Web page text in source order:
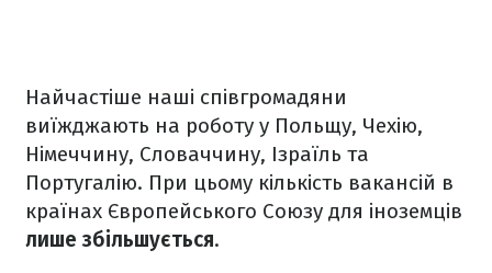
Найчастіше наші співгромадяни
виїжджають на роботу у Польщу, Чехію,
Німеччину, Словаччину, Ізраїль та
Португалію. При цьому кількість вакансій в
країнах Європейського Союзу для іноземців
лише збільшується.